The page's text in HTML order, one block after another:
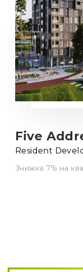
Five
Resident
Знижка 7% на